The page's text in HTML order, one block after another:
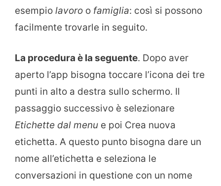
esempio lavoro o famiglia: così si possono
facilmente trovarle in seguito.
La procedura è la seguente. Dopo aver
aperto l’app bisogna toccare l’icona dei tre
punti in alto a destra sullo schermo. Il
passaggio successivo è selezionare
Etichette dal menu e poi Crea nuova
etichetta. A questo punto bisogna dare un
nome all’etichetta e seleziona le
conversazioni in questione con un nome